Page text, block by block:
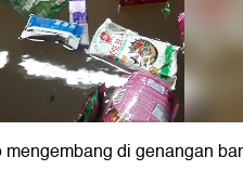
di genangan